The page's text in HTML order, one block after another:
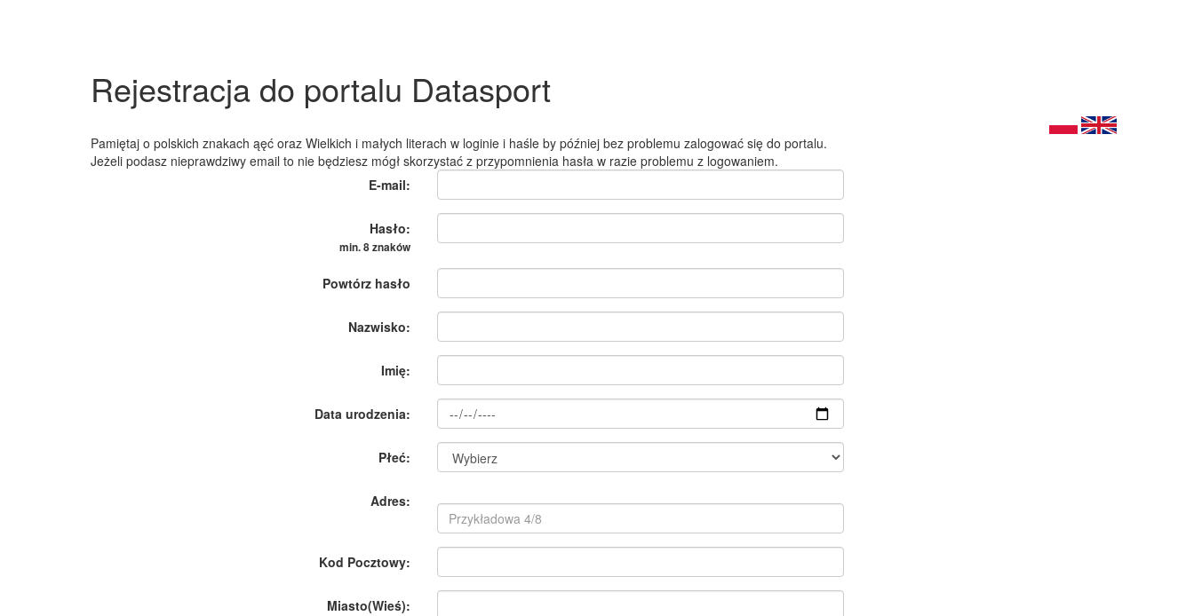
Rejestracja do portalu Datasport
Pamiętaj o polskich znakach ąęć oraz Wielkich i małych literach w loginie i haśle by później bez problemu zalogować się do portalu.
Jeżeli podasz nieprawdziwy email to nie będziesz mógł skorzystać z przypomnienia hasła w razie problemu z logowaniem.
E-mail:
Hasło:
min. 8 znaków
Powtórz hasło
Nazwisko:
Imię:
Data urodzenia:
Płeć:
Adres:
Kod Pocztowy:
Miasto(Wieś):